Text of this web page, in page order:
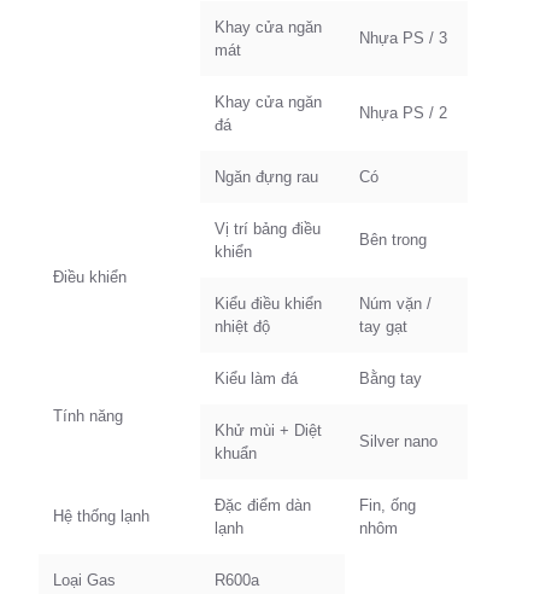
Khay cửa ngăn
mát
Nhựa PS / 3
Khay cửa ngăn
đá
Nhựa PS / 2
Ngăn đựng rau Có
Điều khiển
Vị trí bảng điều
khiển
Bên trong
Kiểu điều khiển
nhiệt độ
Núm vặn /
tay gạt
Tính năng
Kiểu làm đá Bằng tay
Khử mùi + Diệt
khuẩn
Silver nano
Hệ thống lạnh
Đặc điểm dàn
lạnh
Fin, ống
nhôm
Loại Gas R600a